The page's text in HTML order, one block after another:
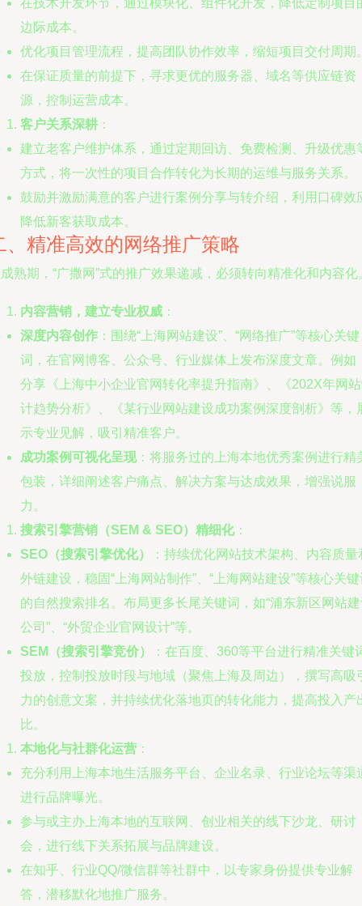
在技术开发环节，通过模块化、组件化开发，降低定制项目
边际成本。
优化项目管理流程，提高团队协作效率，缩短项目交付周期
在保证质量的前提下，寻求更优的服务器、域名等供应链资
源，控制运营成本。
客户关系深耕 ：
建立老客户维护体系，通过定期回访、免费检测、升级优惠
方式，将一次性的项目合作转化为长期的运维与服务关系。
鼓励并激励满意的客户进行案例分享与转介绍，利用口碑效
降低新客获取成本。
、精准高效的网络推广策略
熟期，“广撒网”式的推广效果递减，必须转向精准化和内容化
内容营销，建立专业权威 ：
深度内容创作 ：围绕“上海网站建设”、“网络推广”等核心关键
词，在官网博客、公众号、行业媒体上发布深度文章。例如
分享《上海中小企业官网转化率提升指南》、《202X年网
计趋势分析》、《某行业网站建设成功案例深度剖析》等，
示专业见解，吸引精准客户。
成功案例可视化呈现：将服务过的上海本地优秀案例进行精
包装，详细阐述客户痛点、解决方案与达成效果，增强说服
力。
搜索引擎营销（SEM & SEO）精细化：
SEO（搜索引擎优化）
：持续优化网站技术架构、内容质量
外链建设，稳固“上海网站制作”、“上海网站建设”等核心关
的自然搜索排名。布局更多长尾关键词，如“浦东新区网站
公司”、“外贸企业官网设计”等。
SEM（搜索引擎竞价）
：在百度、360等平台进行精准关键
投放，控制投放时段与地域（聚焦上海及周边），撰写高吸
力的创意文案，并持续优化落地页的转化能力，提高投入产
比。
本地化与社群化运营 ：
充分利用上海本地生活服务平台、企业名录、行业论坛等渠
进行品牌曝光。
参与或主办上海本地的互联网、创业相关的线下沙龙、研讨
会，进行线下关系拓展与品牌建设。
在知乎、行业QQ/微信群等社群中，以专家身份提供专业解
答，潜移默化地推广服务。